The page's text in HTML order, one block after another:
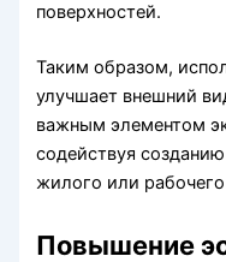
поверхностей.
Таким образом,
улучшает внешний
важным элементом
содействуя
жилого или
Повышение